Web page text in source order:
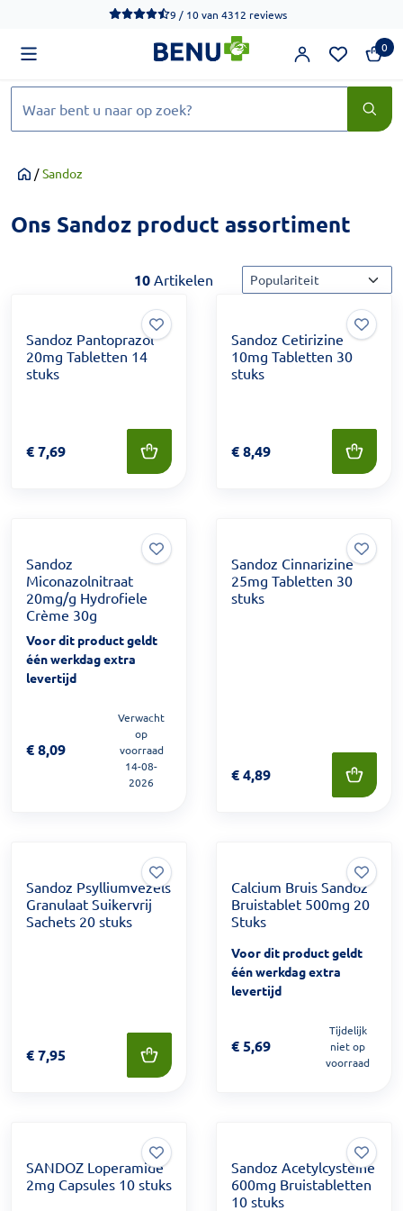
We werken momenteel hard aan het verbeteren van de
9 / 10van 4312 reviews
0
Home
/ Sandoz
Ons Sandoz product assortiment
10 Artikelen Sorteermethode
Sandoz Pantoprazol
20mg Tabletten 14
stuks
Prijs: € 7,69
€7,69
Sandoz Cetirizine
10mg Tabletten 30
stuks
Prijs: € 8,49
€8,49
Sandoz
Miconazolnitraat
20mg/g Hydrofiele
Crème 30g
Voor dit product geldt
één werkdag extra
levertijd
Prijs: € 8,09
€8,09
Verwacht
op
voorraad
14-08-
2026
Sandoz Cinnarizine
25mg Tabletten 30
stuks
Prijs: € 4,89
€4,89
Sandoz Psylliumvezels
Granulaat Suikervrij
Sachets 20 stuks
Prijs: € 7,95
€7,95
Calcium Bruis Sandoz
Bruistablet 500mg 20
Stuks
Voor dit product geldt
één werkdag extra
levertijd
Prijs: € 5,69
€5,69
Tijdelijk
niet op
voorraad
SANDOZ Loperamide
2mg Capsules 10 stuks
Sandoz Acetylcysteïne
600mg Bruistabletten
10 stuks